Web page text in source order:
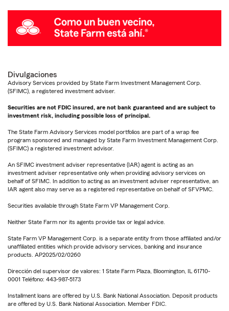
Divulgaciones
Advisory Services provided by State Farm Investment Management Corp.
(SFIMC), a registered investment adviser.
Securities are not FDIC insured, are not bank guaranteed and are subject to
investment risk, including possible loss of principal.
The State Farm Advisory Services model portfolios are part of a wrap fee
program sponsored and managed by State Farm Investment Management Corp.
(SFIMC) a registered investment advisor.
An SFIMC investment adviser representative (IAR) agent is acting as an
investment adviser representative only when providing advisory services on
behalf of SFIMC. In addition to acting as an investment adviser representative, an
IAR agent also may serve as a registered representative on behalf of SFVPMC.
Securities available through State Farm VP Management Corp.
Neither State Farm nor its agents provide tax or legal advice.
State Farm VP Management Corp. is a separate entity from those affiliated and/or
unaffiliated entities which provide advisory services, banking and insurance
products. AP2025/02/0260
Dirección del supervisor de valores: 1 State Farm Plaza, Bloomington, IL 61710-
0001 Teléfono: 443-987-5173
Installment loans are offered by U.S. Bank National Association. Deposit products
are offered by U.S. Bank National Association. Member FDIC.